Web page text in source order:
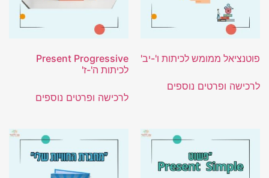
פוטנציאל ממומש לכיתות ו'-יב'
לרכישה ופרטים נוספים
Present Progressive
לכיתות ה'-ז'
לרכישה ופרטים נוספים